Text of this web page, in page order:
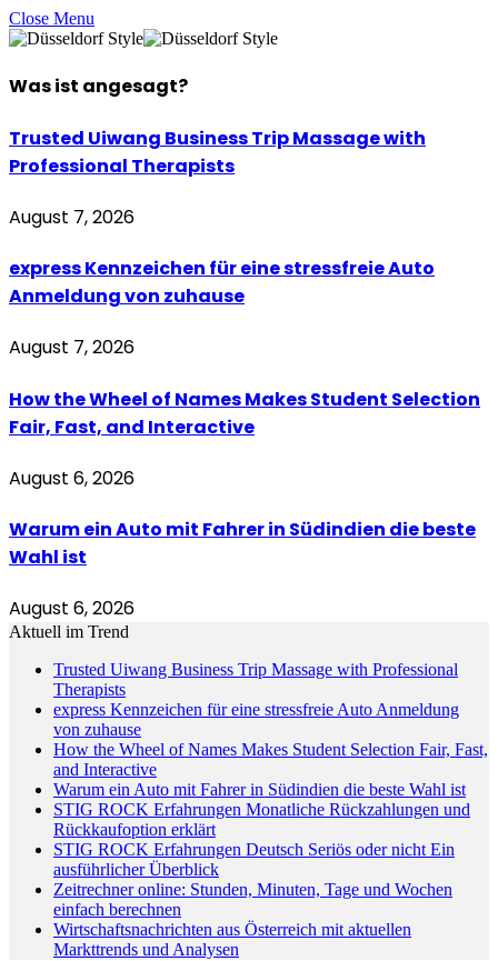
Close Menu
Was ist angesagt?
Trusted Uiwang Business Trip Massage with
Professional Therapists
August 7, 2026
express Kennzeichen für eine stressfreie Auto
Anmeldung von zuhause
August 7, 2026
How the Wheel of Names Makes Student Selection
Fair, Fast, and Interactive
August 6, 2026
Warum ein Auto mit Fahrer in Südindien die beste
Wahl ist
August 6, 2026
Aktuell im Trend
Trusted Uiwang Business Trip Massage with Professional
Therapists
express Kennzeichen für eine stressfreie Auto Anmeldung
von zuhause
How the Wheel of Names Makes Student Selection Fair, Fast,
and Interactive
Warum ein Auto mit Fahrer in Südindien die beste Wahl ist
STIG ROCK Erfahrungen Monatliche Rückzahlungen und
Rückkaufoption erklärt
STIG ROCK Erfahrungen Deutsch Seriös oder nicht Ein
ausführlicher Überblick
Zeitrechner online: Stunden, Minuten, Tage und Wochen
einfach berechnen
Wirtschaftsnachrichten aus Österreich mit aktuellen
Markttrends und Analysen